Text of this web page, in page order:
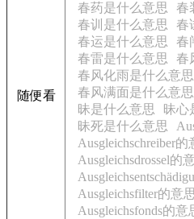
随便看
春药是什么意思
春
春训是什么意思
春
春运是什么意思
春
春雷是什么意思
春
春风化雨是什么意思
春风满面是什么意思
昧是什么意思
昧心
昧死是什么意思
Ausgleichschreiber的
Ausgleichsdrossel的
Ausgleichsfilter的意思
Ausgleichsfonds的意